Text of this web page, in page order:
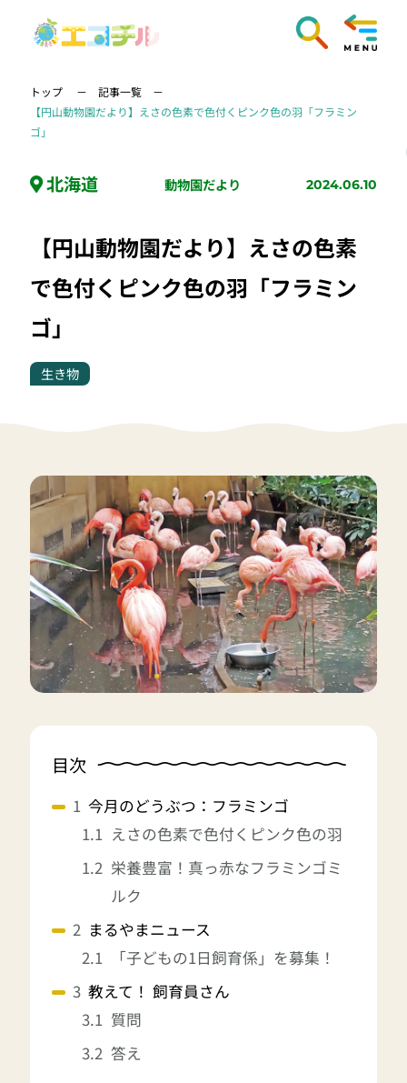
トップ
記事一覧
【円山動物園だより】えさの色素で色付くピンク色の羽「フラミン
ゴ」
北海道 動物園だより 2024.06.10
【円山動物園だより】えさの色素
で色付くピンク色の羽「フラミン
ゴ」
生き物
目次
今月のどうぶつ：フラミンゴ
えさの色素で色付くピンク色の羽
栄養豊富！真っ赤なフラミンゴミ
ルク
まるやまニュース
「子どもの1日飼育係」を募集！
教えて！ 飼育員さん
質問
答え